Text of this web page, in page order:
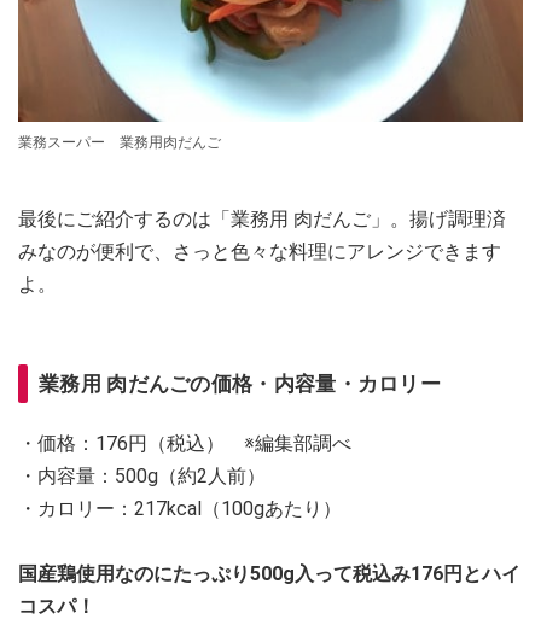
業務スーパー 業務用肉だんご
最後にご紹介するのは「業務用 肉だんご」。揚げ調理済
みなのが便利で、さっと色々な料理にアレンジできます
よ。
業務用 肉だんごの価格・内容量・カロリー
・価格：176円（税込） ※編集部調べ
・内容量：500g（約2人前）
・カロリー：217kcal（100gあたり）
国産鶏使用なのにたっぷり500g入って税込み176円とハイ
コスパ！